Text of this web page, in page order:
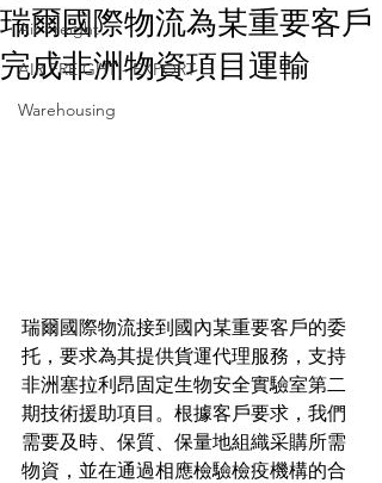
Air Freight
AIR FREIGHT - EXPORT
Warehousing
瑞爾國際物流為某重要客戶
完成非洲物資項目運輸
瑞爾國際物流接到國內某重要客戶的委
托，要求為其提供貨運代理服務，支持
非洲塞拉利昂固定生物安全實驗室第二
期技術援助項目。根據客戶要求，我們
需要及時、保質、保量地組織采購所需
物資，並在通過相應檢驗檢疫機構的合